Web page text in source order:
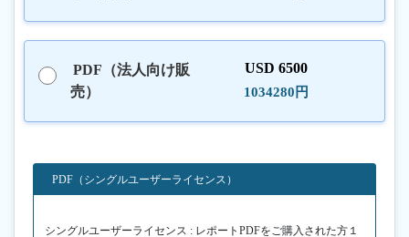
PDF（法人向け販
売）
USD 6500
1034280円
PDF（シングルユーザーライセンス）
シングルユーザーライセンス : レポートPDFをご購入された方１